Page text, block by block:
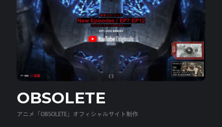
OBSOLETE
アニメ「OBSOLETE」オフィシャルサイト制作